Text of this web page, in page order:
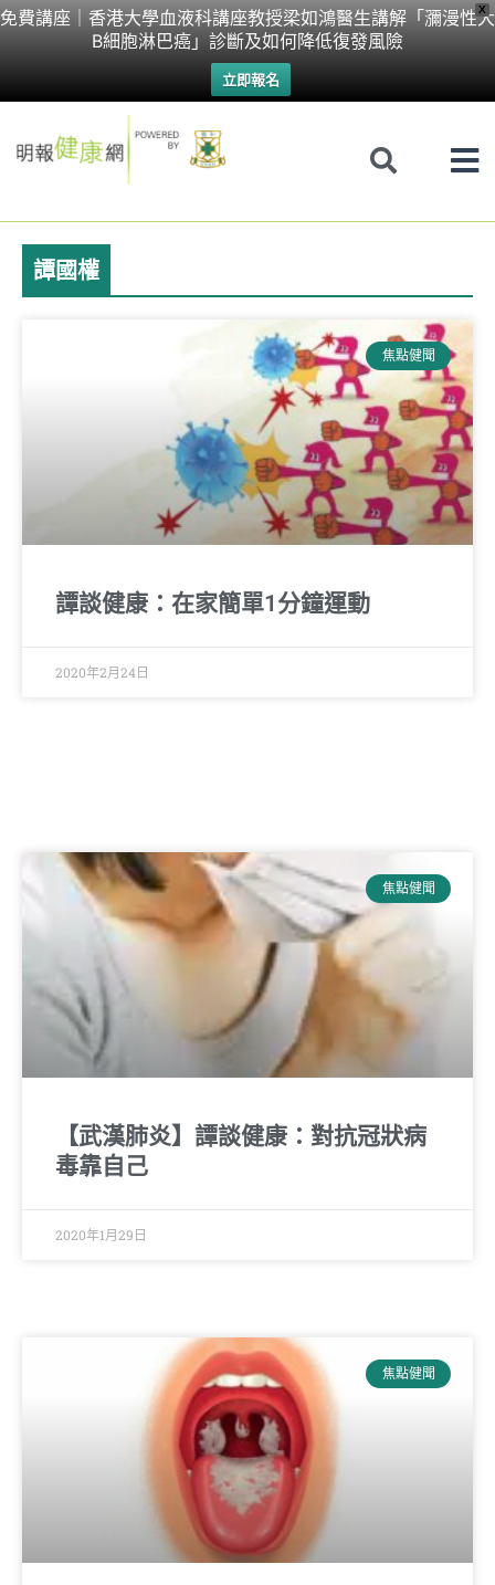
X
免費講座｜香港大學血液科講座教授梁如鴻醫生講解「瀰漫性大
B細胞淋巴癌」診斷及如何降低復發風險
立即報名
Skip
譚國權
焦點健聞
譚談健康：在家簡單1分鐘運動
2020年2月24日
焦點健聞
【武漢肺炎】譚談健康：對抗冠狀病
毒靠自己
2020年1月29日
焦點健聞
Page
Page